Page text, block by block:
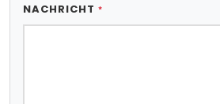
NACHRICHT *